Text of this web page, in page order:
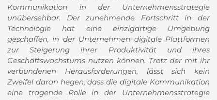
Kommunikation in der Unternehmensstrategie
unübersehbar. Der zunehmende Fortschritt in der
Technologie hat eine einzigartige Umgebung
geschaffen, in der Unternehmen digitale Plattformen
zur Steigerung ihrer Produktivität und ihres
Geschäftswachstums nutzen können. Trotz der mit ihr
verbundenen Herausforderungen, lässt sich kein
Zweifel daran hegen, dass die digitale Kommunikation
eine tragende Rolle in der Unternehmensstrategie